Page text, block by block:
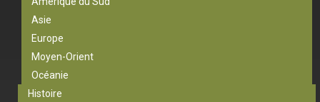
Asie
Europe
Moyen-Orient
Océanie
Histoire